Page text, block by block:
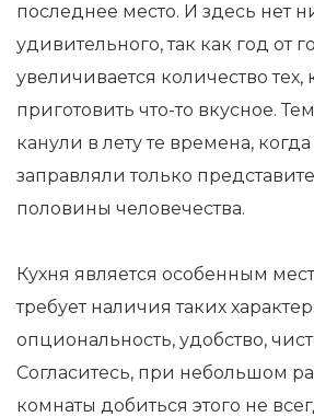
последнее место. И здесь нет
удивительного, так как год от
увеличивается количество тех,
приготовить что-то вкусное.
канули в лету те времена,
заправляли только
половины человечества.
Кухня является особенным
требует наличия таких
опциональность, удобство,
Согласитесь, при небольшом
комнаты добиться этого не